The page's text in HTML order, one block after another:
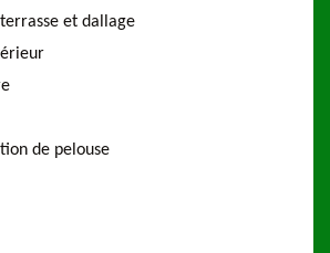
et dallage
de pelouse